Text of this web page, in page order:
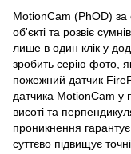
MotionCam (PhOD) за
об'єкті та розвіє
лише в один клік у
зробить серію фото,
пожежний датчик
датчика MotionCam у
висоті та
проникнення
суттєво підвищує